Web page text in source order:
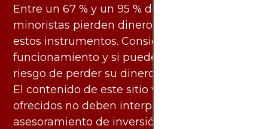
Entre un 67 % y un 95 % de los inversores
minoristas pierden dinero al negociar con
estos instrumentos. Considere si entiende su
funcionamiento y si puede asumir el alto
riesgo de perder su dinero.
El contenido de este sitio web y los servicios
ofrecidos no deben interpretarse como
asesoramiento de inversión ni financiero en